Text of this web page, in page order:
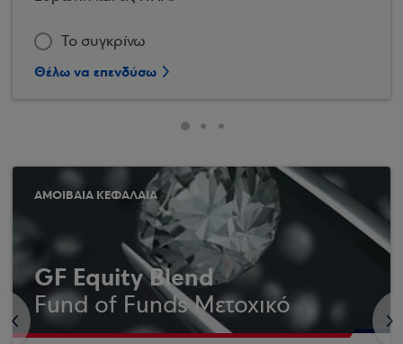
Το συγκρίνω
Θέλω να επενδύσω
<
ΑΜΟΙΒΑΙΑ ΚΕΦΑΛΑΙΑ
GF Equity Blend
Fund of Funds Μετοχικό
>